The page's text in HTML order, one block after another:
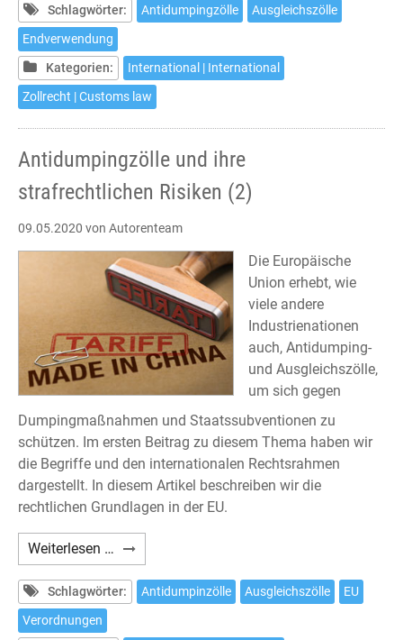
ihre
strafrechtlichen
Risiken
(4)
Schlagwörter: Antidumpingzölle
Ausgleichszölle
Endverwendung
Kategorien:
International | International
Zollrecht | Customs law
Antidumpingzölle und ihre
strafrechtlichen Risiken (2)
09.05.2020 von Autorenteam
Die Europäische
Union erhebt, wie
viele andere
Industrienationen
auch, Antidumping-
und Ausgleichszölle,
um sich gegen
Dumpingmaßnahmen und Staatssubventionen zu
schützen. Im ersten Beitrag zu diesem Thema haben wir
die Begriffe und den internationalen Rechtsrahmen
dargestellt. In diesem Artikel beschreiben wir die
rechtlichen Grundlagen in der EU.
Weiterlesen … Antidumpingzölle
und
ihre
Risiken
Schlagwörter: Antidumpinzölle Ausgleichszölle
EU
Verordnungen